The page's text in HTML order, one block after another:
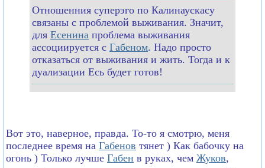
Отношенния суперэго по Калинаускасу
связаны с проблемой выживания. Значит,
для Есенина проблема выживания
ассоциируется с Габеном. Надо просто
отказаться от выживания и жить. Тогда и к
дуализации Есь будет готов!
Вот это, наверное, правда. То-то я смотрю, меня
последнее время на Габенов тянет ) Как бабочку на
огонь ) Только лучше Габен в руках, чем Жуков,